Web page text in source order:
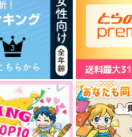
カニ鍋重工
1,320 円（税込）
大黒可不可×浜咲楓
サンプル
作品詳細